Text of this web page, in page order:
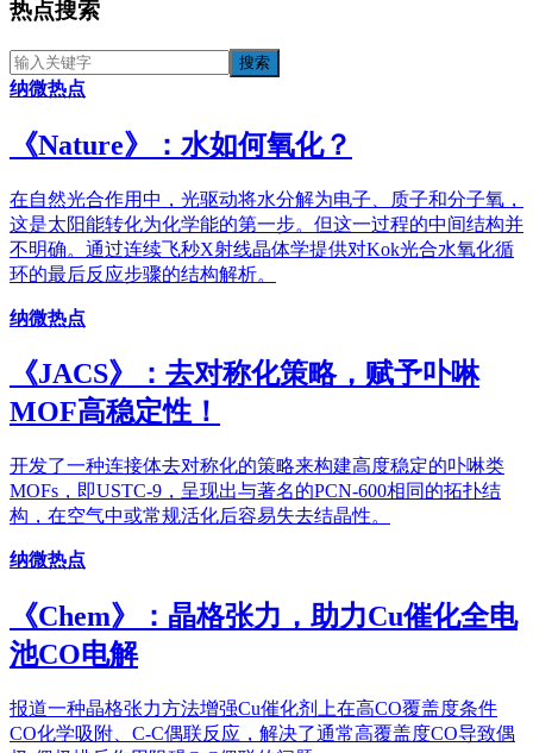
热点搜索
纳微热点
《​Nature》：水如何氧化？
在自然光合作用中，光驱动将水分解为电子、质子和分子氧，
这是太阳能转化为化学能的第一步。但这一过程的中间结构并
不明确。通过连续飞秒X射线晶体学提供对Kok光合水氧化循
环的最后反应步骤的结构解析。
纳微热点
《JACS》：去对称化策略，赋予卟啉
MOF高稳定性！
开发了一种连接体去对称化的策略来构建高度稳定的卟啉类
MOFs，即USTC-9，呈现出与著名的PCN-600相同的拓扑结
构，在空气中或常规活化后容易失去结晶性。
纳微热点
《Chem》：晶格张力，助力Cu催化全电
池CO电解
报道一种晶格张力方法增强Cu催化剂上在高CO覆盖度条件
CO化学吸附、C-C偶联反应，解决了通常高覆盖度CO导致偶